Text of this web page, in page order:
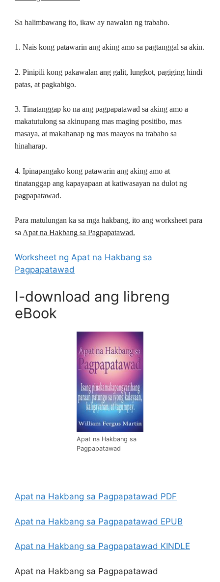
Sa halimbawang ito, ikaw ay nawalan ng trabaho.
1. Nais kong patawarin ang aking amo sa pagtanggal sa akin.
2. Pinipili kong pakawalan ang galit, lungkot, pagiging hindi
patas, at pagkabigo.
3. Tinatanggap ko na ang pagpapatawad sa aking amo a
makatutulong sa akinupang mas maging positibo, mas
masaya, at makahanap ng mas maayos na trabaho sa
hinaharap.
4. Ipinapangako kong patawarin ang aking amo at
tinatanggap ang kapayapaan at katiwasayan na dulot ng
pagpapatawad.
Para matulungan ka sa mga hakbang, ito ang worksheet para
sa Apat na Hakbang sa Pagpapatawad.
Worksheet ng Apat na Hakbang sa
Pagpapatawad
I-download ang libreng
eBook
Apat na Hakbang sa
Pagpapatawad
Apat na Hakbang sa Pagpapatawad PDF
Apat na Hakbang sa Pagpapatawad EPUB
Apat na Hakbang sa Pagpapatawad KINDLE
Apat na Hakbang sa Pagpapatawad